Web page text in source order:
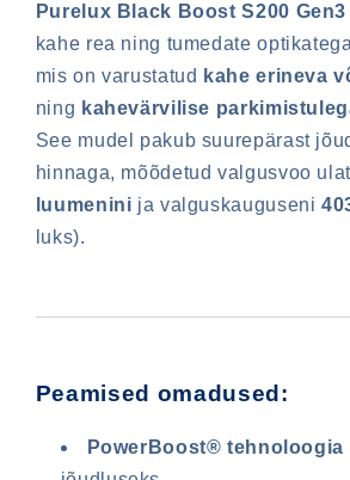
60W
/
Ref.
25
60W
/
Ref.
25
Purelux Black Boost S200 Gen3
kahe rea ning tumedate
mis on varustatud kahe erineva
ning kahevärvilise
See mudel pakub suurepärast
hinnaga, mõõdetud valgusvoo
luumenini ja valguskauguseni
luks).
Peamised omadused:
PowerBoost® tehnoloogia